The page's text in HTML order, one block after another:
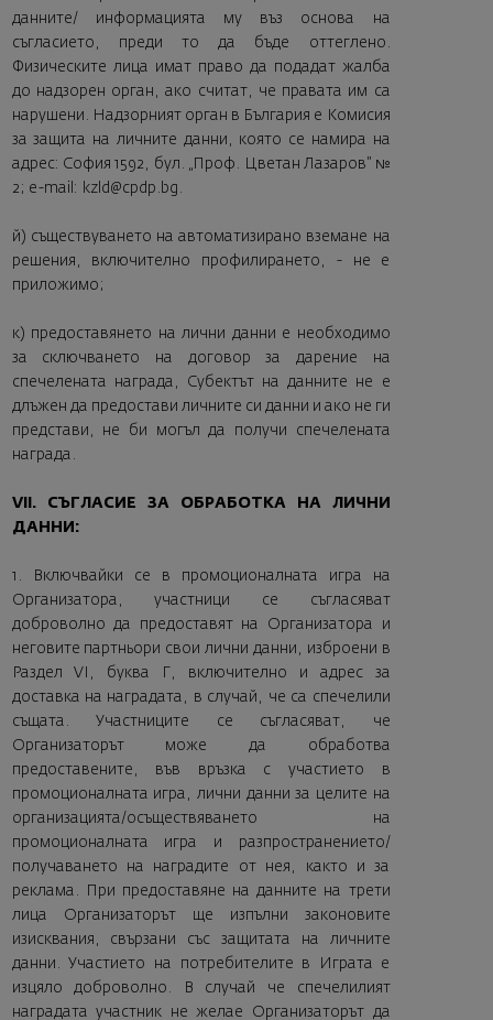
данните/ информацията му въз основа на
съгласието, преди то да бъде оттеглено.
Физическите лица имат право да подадат жалба
до надзорен орган, ако считат, че правата им са
нарушени. Надзорният орган в България е Комисия
за защита на личните данни, която се намира на
адрес: София 1592, бул. „Проф. Цветан Лазаров” №
2; e-mail: kzld@cpdp.bg .
й) съществуването на автоматизирано вземане на
решения, включително профилирането, - не е
приложимо;
к) предоставянето на лични данни е необходимо
за сключването на договор за дарение на
спечелената награда, Субектът на данните не е
длъжен да предостави личните си данни и ако не ги
представи, не би могъл да получи спечелената
награда.
VII. СЪГЛАСИЕ ЗА ОБРАБОТКА НА ЛИЧНИ
ДАННИ:
1. Включвайки се в промоционалната игра на
Организатора, участници се съгласяват
доброволно да предоставят на Организатора и
неговите партньори свои лични данни, изброени в
Раздел VI, буква Г, включително и адрес за
доставка на наградата, в случай, че са спечелили
същата. Участниците се съгласяват, че
Организаторът може да обработва
предоставените, във връзка с участието в
промоционалната игра, лични данни за целите на
организацията/осъществяването на
промоционалната игра и разпространението/
получаването на наградите от нея, както и за
реклама. При предоставяне на данните на трети
лица Организаторът ще изпълни законовите
изисквания, свързани със защитата на личните
данни. Участието на потребителите в Играта е
изцяло доброволно. В случай че спечелилият
наградата участник не желае Организаторът да